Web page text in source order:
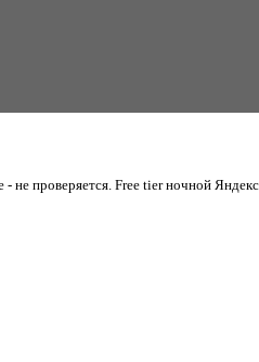
не проверяется. Free tier ночной